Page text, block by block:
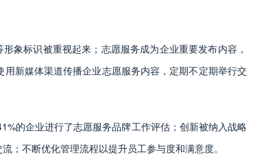
象标识被重视起来；志愿服务成为企业重要发布内容，
新媒体渠道传播企业志愿服务内容，定期不定期举行交
的企业进行了志愿服务品牌工作评估；创新被纳入战略
；不断优化管理流程以提升员工参与度和满意度。